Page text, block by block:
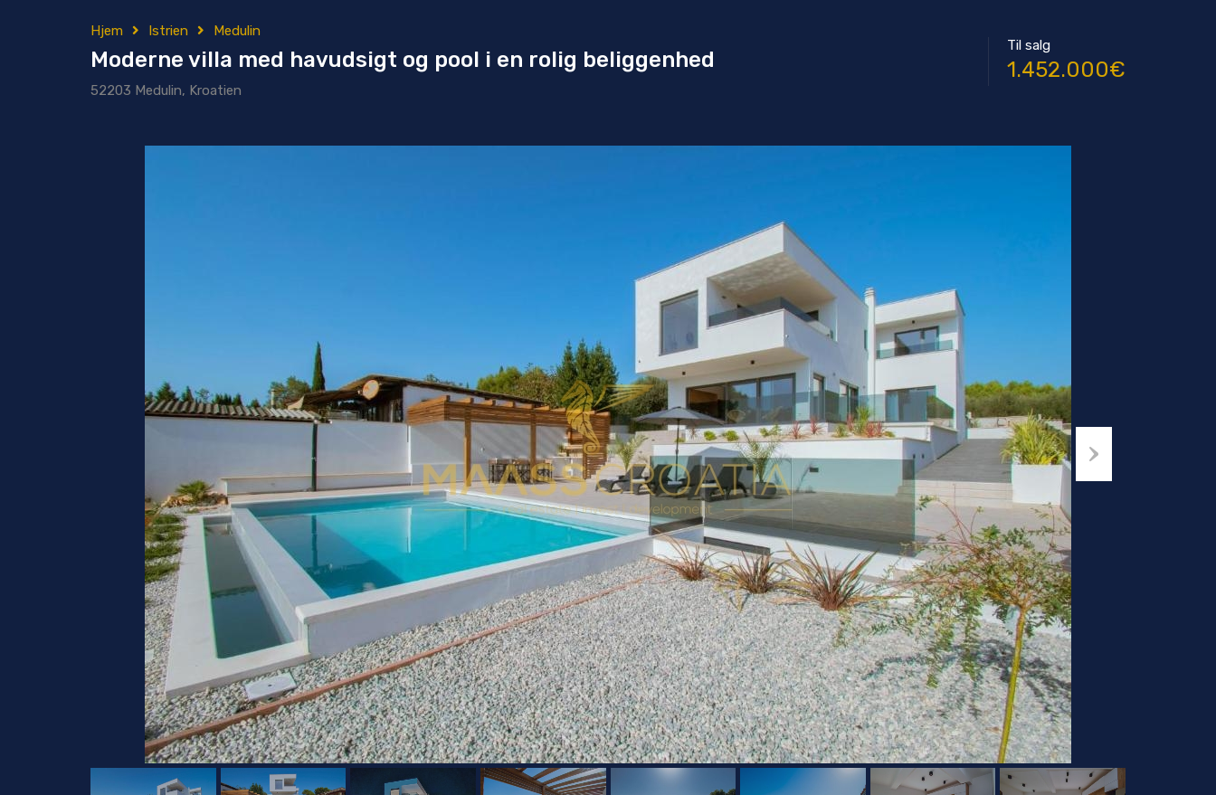
Hjem Istrien Medulin
Moderne villa med havudsigt og pool i en rolig beliggenhed
52203 Medulin, Kroatien
Til salg
1.452.000€